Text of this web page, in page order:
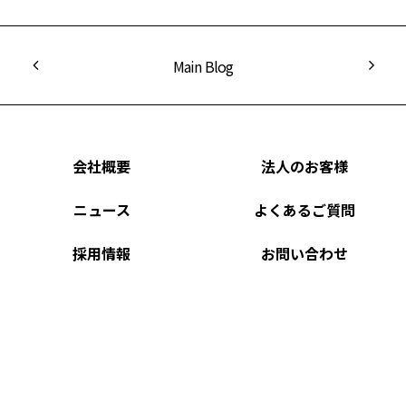
Main Blog
会社概要
法人のお客様
ニュース
よくあるご質問
採用情報
お問い合わせ